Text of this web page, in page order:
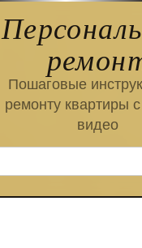
Пошаговые
ремонту квартиры
видео